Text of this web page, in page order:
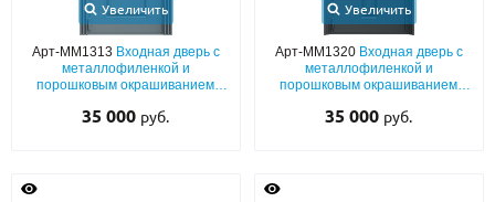
Увеличить
Арт-ММ1313 Входная дверь с
металлофиленкой и
порошковым окрашиванием
35 000 руб.
Увеличить
Арт-ММ1320 Входная дверь с
металлофиленкой и
порошковым окрашиванием
35 000 руб.